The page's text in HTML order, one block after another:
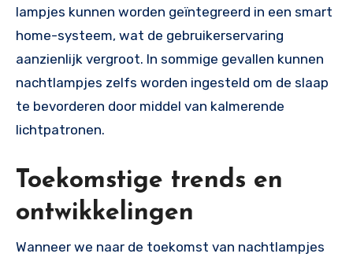
lampjes kunnen worden geïntegreerd in een smart
home-systeem, wat de gebruikerservaring
aanzienlijk vergroot. In sommige gevallen kunnen
nachtlampjes zelfs worden ingesteld om de slaap
te bevorderen door middel van kalmerende
lichtpatronen.
Toekomstige trends en
ontwikkelingen
Wanneer we naar de toekomst van nachtlampjes